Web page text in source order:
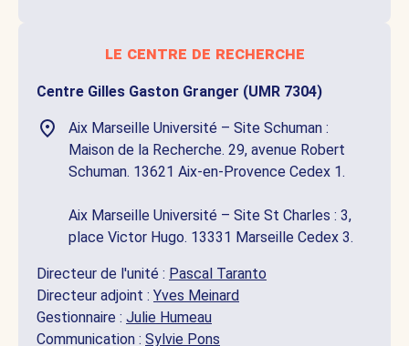
le centre de recherche
Centre Gilles Gaston Granger (UMR 7304)
Aix Marseille Université – Site Schuman :
Maison de la Recherche. 29, avenue Robert
Schuman. 13621 Aix-en-Provence Cedex 1.
Aix Marseille Université – Site St Charles : 3,
place Victor Hugo. 13331 Marseille Cedex 3.
Directeur de l'unité : Pascal Taranto
Directeur adjoint : Yves Meinard
Gestionnaire : Julie Humeau
Communication : Sylvie Pons